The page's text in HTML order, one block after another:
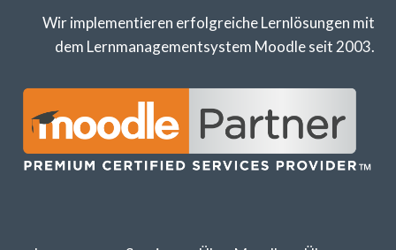
Wir implementieren erfolgreiche Lernlösungen mit
dem Lernmanagementsystem Moodle seit 2003.